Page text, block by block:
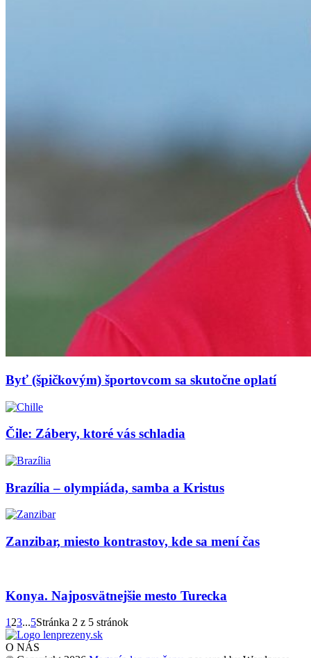
Byť (špičkovým) športovcom sa skutočne oplatí
Čile: Zábery, ktoré vás schladia
Brazília – olympiáda, samba a Kristus
Zanzibar, miesto kontrastov, kde sa mení čas
Konya. Najposvätnejšie mesto Turecka
1 23...5Stránka 2 z 5 stránok
O NÁS